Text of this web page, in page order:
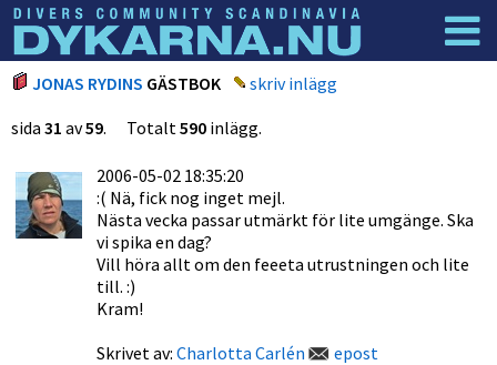
Dyknyheter
JONAS RYDINS GÄSTBOK
skriv inlägg
sida 31 av59. Totalt590 inlägg.
2006-05-02 18:35:20
:( Nä, fick nog inget mejl.
Nästa vecka passar utmärkt för lite umgänge. Ska
vi spika en dag?
Vill höra allt om den feeeta utrustningen och lite
till. :)
Kram!
Skrivet av: Charlotta Carlén epost